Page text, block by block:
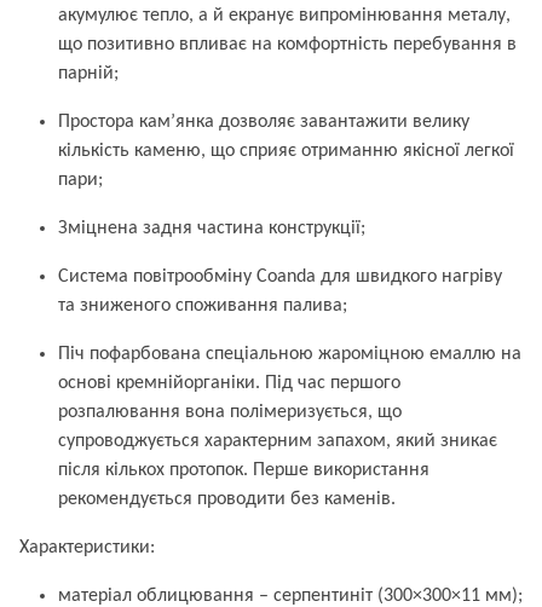
акумулює тепло, а й екранує випромінювання металу,
що позитивно впливає на комфортність перебування в
парній;
Простора кам’янка дозволяє завантажити велику
кількість каменю, що сприяє отриманню якісної легкої
пари;
Зміцнена задня частина конструкції;
Система повітрообміну Coanda для швидкого нагріву
та зниженого споживання палива;
Піч пофарбована спеціальною жароміцною емаллю на
основі кремнійорганіки. Під час першого
розпалювання вона полімеризується, що
супроводжується характерним запахом, який зникає
після кількох протопок. Перше використання
рекомендується проводити без каменів.
Характеристики:
матеріал облицювання – серпентиніт (300×300×11 мм);